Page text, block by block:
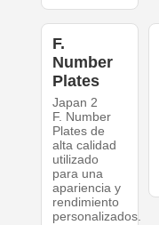
F.
Number
Plates
Japan 2
F. Number
Plates de
alta calidad
utilizado
para una
apariencia y
rendimiento
personalizados.